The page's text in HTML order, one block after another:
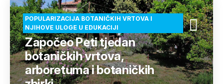
POPULARIZACIJA BOTANIČKIH VRTOVA I
NJIHOVE ULOGE U EDUKACIJI
Započeo Peti tjedan
botaničkih vrtova,
arboretuma i botaničkih